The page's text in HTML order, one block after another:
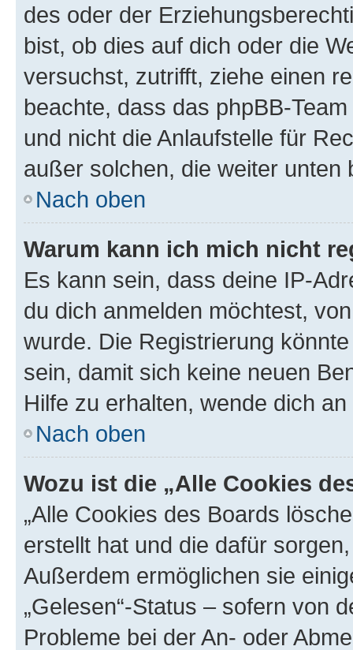
des oder der
bist, ob dies auf dich oder die
versuchst, zutrifft, ziehe einen
beachte, dass das phpBB-
und nicht die Anlaufstelle für
außer solchen, die weiter unten
Nach oben
Warum kann ich mich nicht
Es kann sein, dass deine IP-
du dich anmelden möchtest,
wurde. Die Registrierung
sein, damit sich keine neuen
Hilfe zu erhalten, wende dich
Nach oben
Wozu ist die „Alle Cookies
„Alle Cookies des Boards
erstellt hat und die dafür
Außerdem ermöglichen sie
„Gelesen“-Status – sofern von
Probleme bei der An- oder